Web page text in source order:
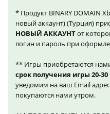
* Продукт BINARY DOMAIN
новый аккаунт) (Турция)
НОВЫЙ АККАУНТот
логин и пароль при
** Игры приобретаются
срок получения игры 20-
уведомим на ваш Email
покупаются нами утром.